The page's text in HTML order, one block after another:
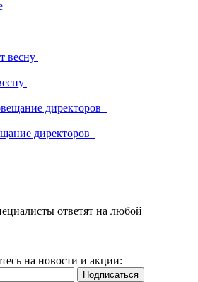
директоров
ответят на любой
на новости и акции: